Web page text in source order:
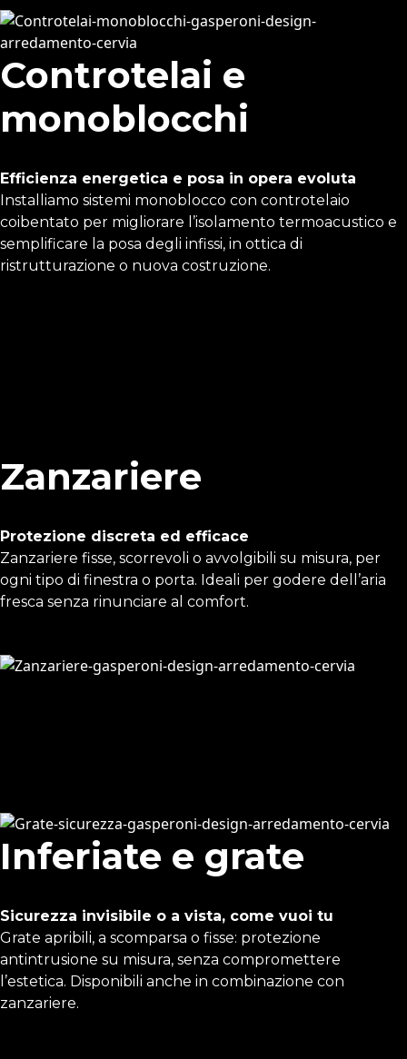
Controtelai e
monoblocchi
Efficienza energetica e posa in opera evoluta
Installiamo sistemi monoblocco con controtelaio
coibentato per migliorare l’isolamento termoacustico e
semplificare la posa degli infissi, in ottica di
ristrutturazione o nuova costruzione.
Zanzariere
Protezione discreta ed efficace
Zanzariere fisse, scorrevoli o avvolgibili su misura, per
ogni tipo di finestra o porta. Ideali per godere dell’aria
fresca senza rinunciare al comfort.
Inferiate e grate
Sicurezza invisibile o a vista, come vuoi tu
Grate apribili, a scomparsa o fisse: protezione
antintrusione su misura, senza compromettere
l’estetica. Disponibili anche in combinazione con
zanzariere.